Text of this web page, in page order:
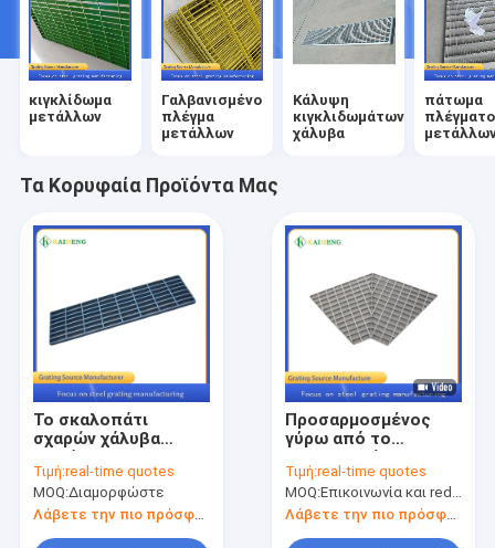
κιγκλίδωμα
μετάλλων
Γαλβανισμένο
πλέγμα
μετάλλων
Κάλυψη
κιγκλιδωμάτων
χάλυβα
πάτωμα
Τα Κορυφαία Προϊόντα Μας
Το σκαλοπάτι
σχαρών χάλυβα
μετάλλων βημάτων
σκαλών προχωρεί το
πρότυπο T1 πιάτων
Τιμή:real-time quotes
MOQ:Διαμορφώστε
Λάβετε την πιο πρόσφατη τιμή
Προσαρμοσμένος
γύρω από το
κιγκλίδωμα bs4592
πλέγματος
μετάλλων καυτής
Τιμή:real-time quotes
MOQ:Επικοινωνία και redetermination